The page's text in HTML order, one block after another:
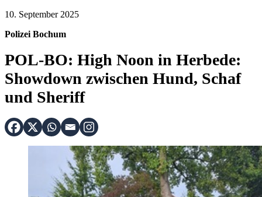
10. September 2025
Polizei Bochum
POL-BO: High Noon in Herbede:
Showdown zwischen Hund, Schaf
und Sheriff